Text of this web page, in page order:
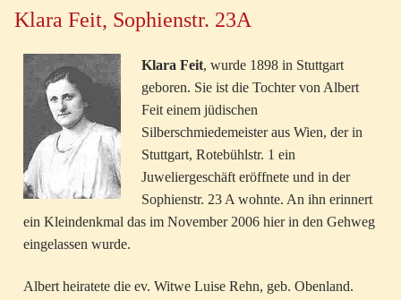
Klara Feit, Sophienstr. 23A
Klara Feit, wurde 1898 in Stuttgart
geboren. Sie ist die Tochter von Albert
Feit einem jüdischen
Silberschmiedemeister aus Wien, der in
Stuttgart, Rotebühlstr. 1 ein
Juweliergeschäft eröffnete und in der
Sophienstr. 23 A wohnte. An ihn erinnert
ein Kleindenkmal das im November 2006 hier in den Gehweg
eingelassen wurde.
Albert heiratete die ev. Witwe Luise Rehn, geb. Obenland.